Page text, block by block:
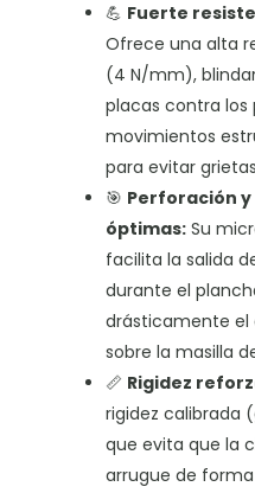
💪 Fuerte
Ofrece una alta
(4 N/mm),
placas contra los
movimientos
para evitar grietas
🎯 Perforación
óptimas:Su
facilita la salida
durante el
drásticamente el
sobre la masilla
📏 Rigidez
rigidez calibrada
que evita que la
arrugue de